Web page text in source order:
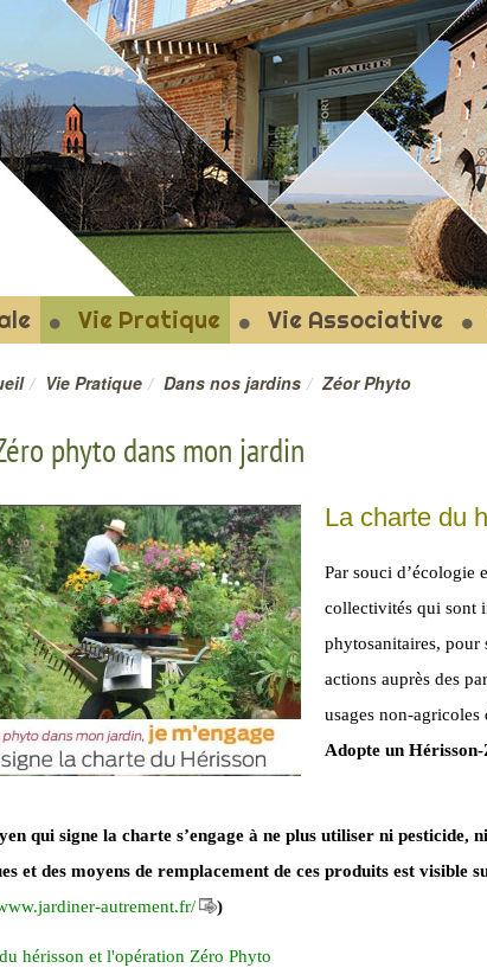
LE-FORT
Vie Pratique Vie Associative
Vie Pratique Dans nos jardins Zéor Phyto
phyto dans mon jardin
La charte du
Par souci d’écologie
collectivités qui sont
phytosanitaires, pour
actions auprès des
usages non-agricoles
Adopte un
qui signe la charte s’engage à ne plus utiliser ni pesticide,
et des moyens de remplacement de ces produits est visible
autrement.fr/
)
hérisson et l'opération Zéro Phyto